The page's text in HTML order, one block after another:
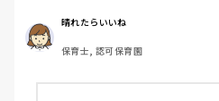
周りの職員は、勤続10年以上か
どです。
保護者子どもの愚痴悪口が多く、
今で言う不適切保育も
晴れたらいいね
保育士, 認可保育園